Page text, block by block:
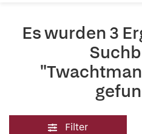
Es wurden 3
Filter